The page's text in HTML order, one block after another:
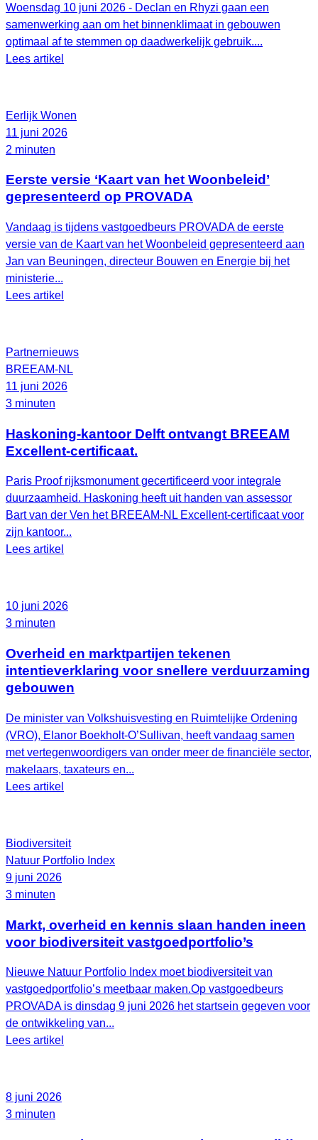
Woensdag 10 juni 2026 - Declan en Rhyzi gaan een
samenwerking aan om het binnenklimaat in gebouwen
optimaal af te stemmen op daadwerkelijk gebruik....
Lees artikel
Eerlijk Wonen
11 juni 2026
2 minuten
Eerste versie ‘Kaart van het Woonbeleid’
gepresenteerd op PROVADA
Vandaag is tijdens vastgoedbeurs PROVADA de eerste
versie van de Kaart van het Woonbeleid gepresenteerd aan
Jan van Beuningen, directeur Bouwen en Energie bij het
ministerie...
Lees artikel
Partnernieuws
BREEAM-NL
11 juni 2026
3 minuten
Haskoning-kantoor Delft ontvangt BREEAM
Excellent-certificaat.
Paris Proof rijksmonument gecertificeerd voor integrale
duurzaamheid. Haskoning heeft uit handen van assessor
Bart van der Ven het BREEAM‑NL Excellent‑certificaat voor
zijn kantoor...
Lees artikel
10 juni 2026
3 minuten
Overheid en marktpartijen tekenen
intentieverklaring voor snellere verduurzaming
gebouwen
De minister van Volkshuisvesting en Ruimtelijke Ordening
(VRO), Elanor Boekholt‑O’Sullivan, heeft vandaag samen
met vertegenwoordigers van onder meer de financiële sector,
makelaars, taxateurs en...
Lees artikel
Biodiversiteit
Natuur Portfolio Index
9 juni 2026
3 minuten
Markt, overheid en kennis slaan handen ineen
voor biodiversiteit vastgoedportfolio’s
Nieuwe Natuur Portfolio Index moet biodiversiteit van
vastgoedportfolio’s meetbaar maken.Op vastgoedbeurs
PROVADA is dinsdag 9 juni 2026 het startsein gegeven voor
de ontwikkeling van...
Lees artikel
8 juni 2026
3 minuten